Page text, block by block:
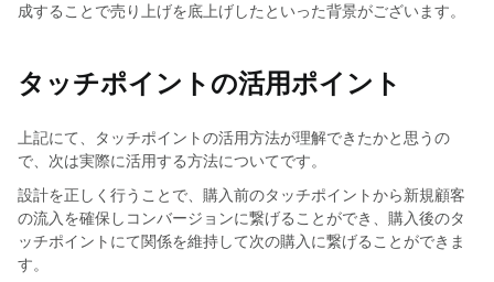
成することで売り上げを底上げしたといった背景がございます。
タッチポイントの活用ポイント
上記にて、タッチポイントの活用方法が理解できたかと思うの
で、次は実際に活用する方法についてです。
設計を正しく行うことで、購入前のタッチポイントから新規顧客
の流入を確保しコンバージョンに繋げることができ、購入後のタ
ッチポイントにて関係を維持して次の購入に繋げることができま
す。